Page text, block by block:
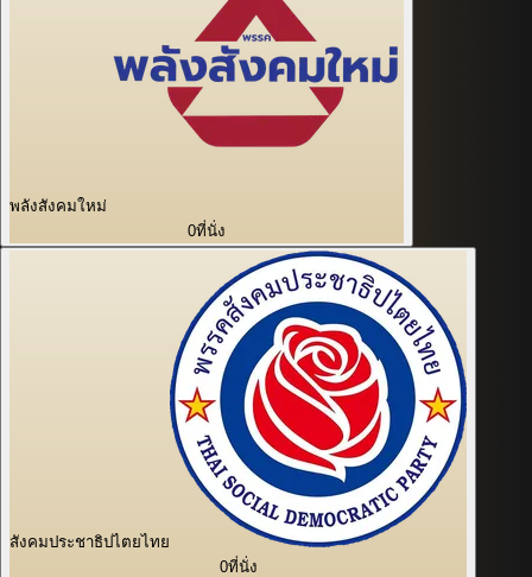
พลังสังคมใหม่
0ที่นั่ง
สังคมประชาธิปไตยไทย
0ที่นั่ง